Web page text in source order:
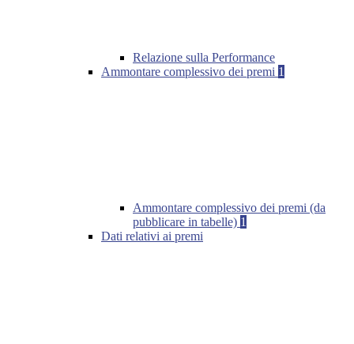
Relazione sulla Performance
Ammontare complessivo dei premi 1
Ammontare complessivo dei premi (da
pubblicare in tabelle) 1
Dati relativi ai premi